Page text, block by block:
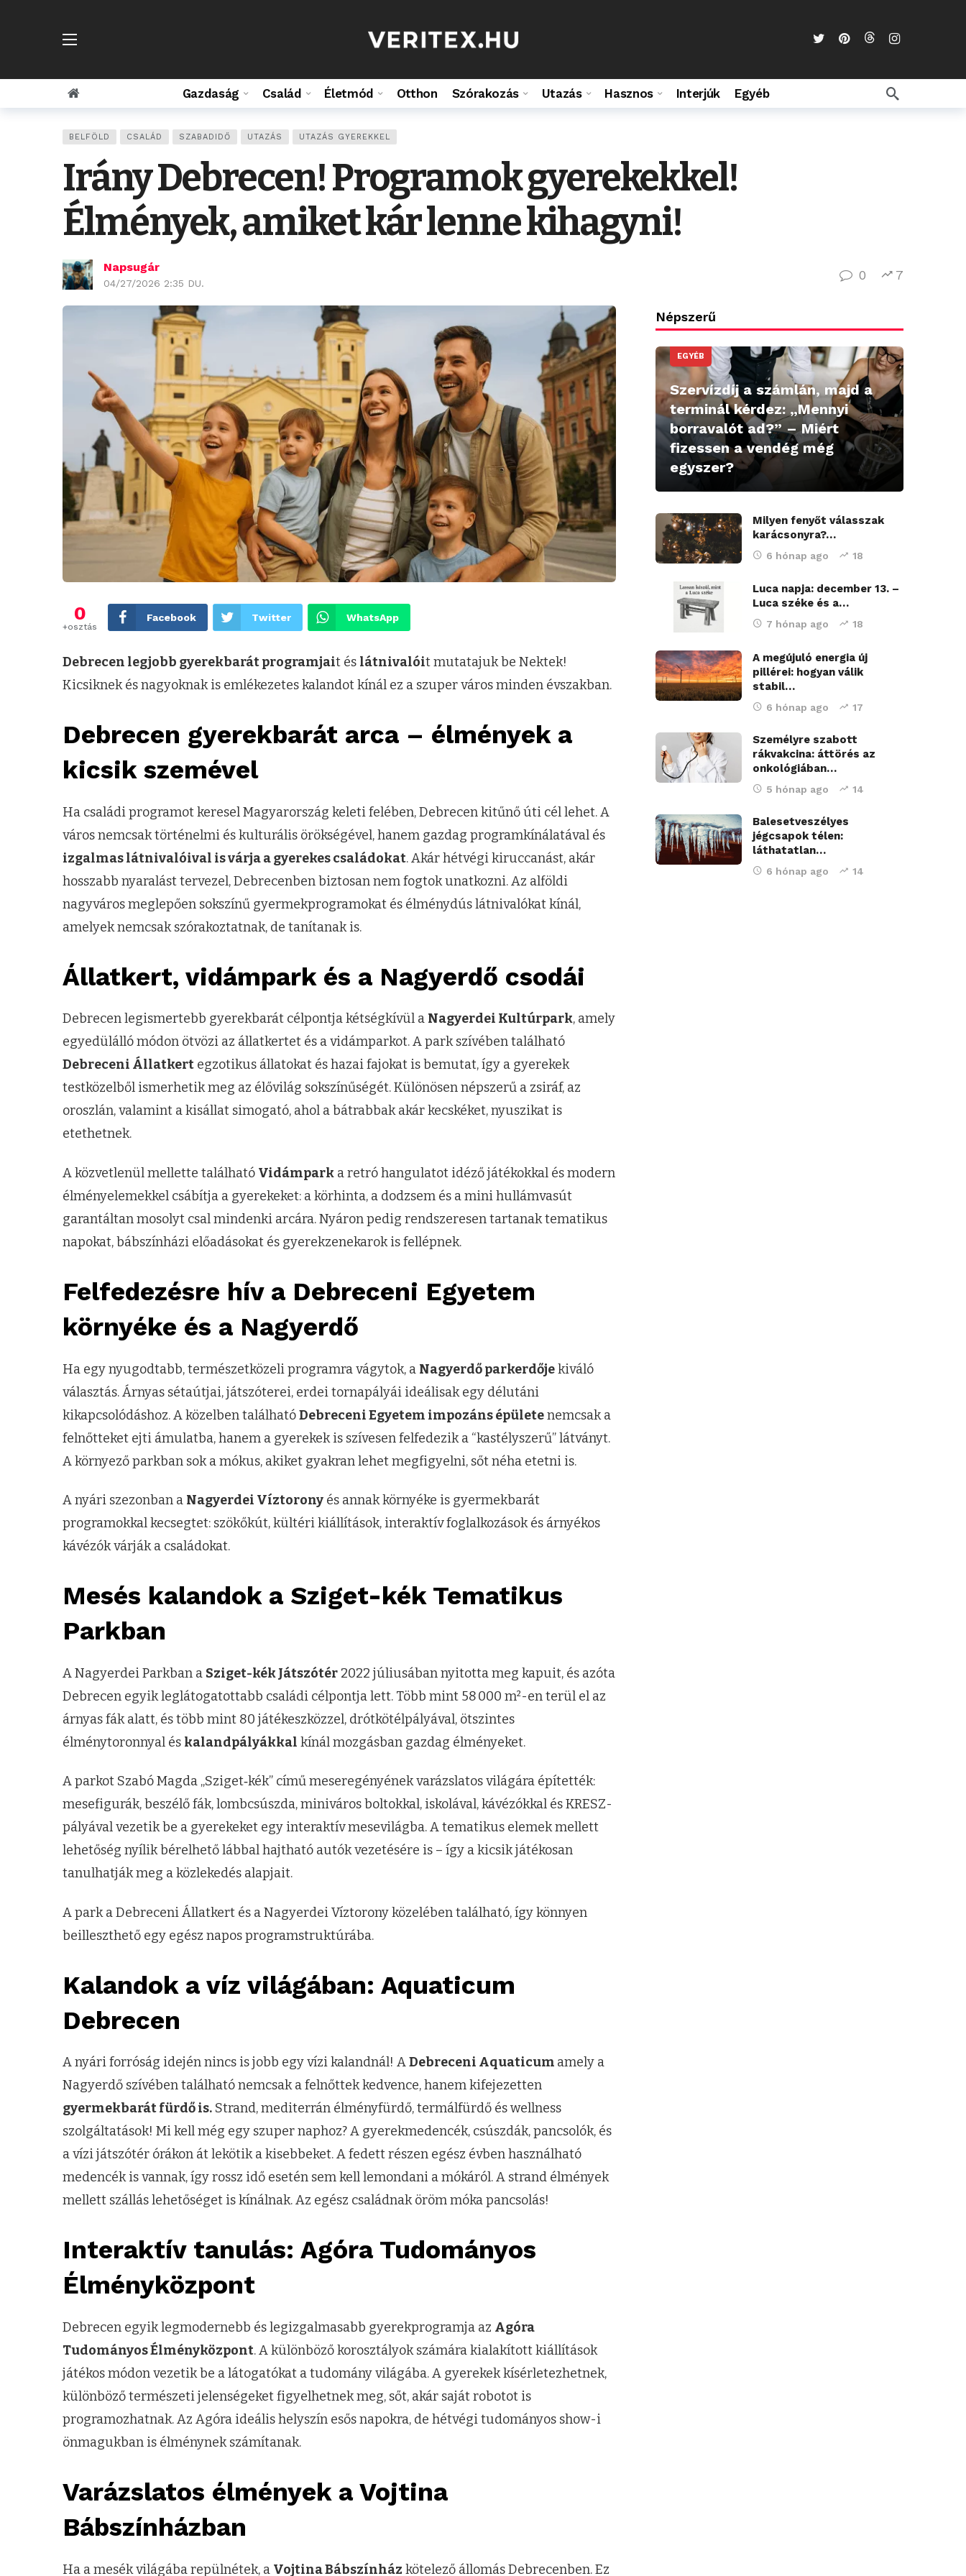
Gazdaság Család Életmód Otthon Szórakozás Utazás Hasznos Interjúk Egyéb
BELFÖLD CSALÁD SZABADIDŐ UTAZÁS UTAZÁS GYEREKKEL
Irány Debrecen! Programok gyerekekkel!
Élmények, amiket kár lenne kihagyni!
Napsugár
04/27/2026 2:35 DU.
0 7
0
+osztás
Facebook Twitter WhatsApp
Debrecen legjobb gyerekbarát programjait és látnivalóit mutatajuk be Nektek!
Kicsiknek és nagyoknak is emlékezetes kalandot kínál ez a szuper város minden évszakban.
Debrecen gyerekbarát arca – élmények a
kicsik szemével
Ha családi programot keresel Magyarország keleti felében, Debrecen kitűnő úti cél lehet. A
város nemcsak történelmi és kulturális örökségével, hanem gazdag programkínálatával és
izgalmas látnivalóival is várja a gyerekes családokat. Akár hétvégi kiruccanást, akár
hosszabb nyaralást tervezel, Debrecenben biztosan nem fogtok unatkozni. Az alföldi
nagyváros meglepően sokszínű gyermekprogramokat és élménydús látnivalókat kínál,
amelyek nemcsak szórakoztatnak, de tanítanak is.
Állatkert, vidámpark és a Nagyerdő csodái
Debrecen legismertebb gyerekbarát célpontja kétségkívül a Nagyerdei Kultúrpark, amely
egyedülálló módon ötvözi az állatkertet és a vidámparkot. A park szívében található
Debreceni Állatkert egzotikus állatokat és hazai fajokat is bemutat, így a gyerekek
testközelből ismerhetik meg az élővilág sokszínűségét. Különösen népszerű a zsiráf, az
oroszlán, valamint a kisállat simogató, ahol a bátrabbak akár kecskéket, nyuszikat is
etethetnek.
A közvetlenül mellette található Vidámpark a retró hangulatot idéző játékokkal és modern
élményelemekkel csábítja a gyerekeket: a körhinta, a dodzsem és a mini hullámvasút
garantáltan mosolyt csal mindenki arcára. Nyáron pedig rendszeresen tartanak tematikus
napokat, bábszínházi előadásokat és gyerekzenekarok is fellépnek.
Felfedezésre hív a Debreceni Egyetem
környéke és a Nagyerdő
Ha egy nyugodtabb, természetközeli programra vágytok, a Nagyerdő parkerdőjekiváló
választás. Árnyas sétaútjai, játszóterei, erdei tornapályái ideálisak egy délutáni
kikapcsolódáshoz. A közelben találhatóDebreceni Egyetem impozáns épületenemcsak a
felnőtteket ejti ámulatba, hanem a gyerekek is szívesen felfedezik a “kastélyszerű” látványt.
A környező parkban sok a mókus, akiket gyakran lehet megfigyelni, sőt néha etetni is.
A nyári szezonban a Nagyerdei Víztorony és annak környéke is gyermekbarát
programokkal kecsegtet: szökőkút, kültéri kiállítások, interaktív foglalkozások és árnyékos
kávézók várják a családokat.
Mesés kalandok a Sziget-kék Tematikus
Parkban
A Nagyerdei Parkban a Sziget-kék Játszótér 2022 júliusában nyitotta meg kapuit, és azóta
Debrecen egyik leglátogatottabb családi célpontja lett. Több mint 58 000 m²-en terül el az
árnyas fák alatt, és több mint 80 játékeszközzel, drótkötélpályával, ötszintes
élménytoronnyal és kalandpályákkal kínál mozgásban gazdag élményeket.
A parkot Szabó Magda „Sziget‑kék” című meseregényének varázslatos világára építették:
mesefigurák, beszélő fák, lombcsúszda, miniváros boltokkal, iskolával, kávézókkal és KRESZ-
pályával vezetik be a gyerekeket egy interaktív mesevilágba. A tematikus elemek mellett
lehetőség nyílik bérelhető lábbal hajtható autók vezetésére is – így a kicsik játékosan
tanulhatják meg a közlekedés alapjait.
A park a Debreceni Állatkert és a Nagyerdei Víztorony közelében található, így könnyen
beilleszthető egy egész napos programstruktúrába.
Kalandok a víz világában: Aquaticum
Debrecen
A nyári forróság idején nincs is jobb egy vízi kalandnál! ADebreceni Aquaticum amely a
Nagyerdő szívében található nemcsak a felnőttek kedvence, hanem kifejezetten
gyermekbarát fürdő is. Strand, mediterrán élményfürdő, termálfürdő és wellness
szolgáltatások! Mi kell még egy szuper naphoz? A gyerekmedencék, csúszdák, pancsolók, és
a vízi játszótér órákon át lekötik a kisebbeket. A fedett részen egész évben használható
medencék is vannak, így rossz idő esetén sem kell lemondani a mókáról. A strand élmények
mellett szállás lehetőséget is kínálnak. Az egész családnak öröm móka pancsolás!
Interaktív tanulás: Agóra Tudományos
Élményközpont
Debrecen egyik legmodernebb és legizgalmasabb gyerekprogramja az Agóra
Tudományos Élményközpont. A különböző korosztályok számára kialakított kiállítások
játékos módon vezetik be a látogatókat a tudomány világába. A gyerekek kísérletezhetnek,
különböző természeti jelenségeket figyelhetnek meg, sőt, akár saját robotot is
programozhatnak. Az Agóra ideális helyszín esős napokra, de hétvégi tudományos show-i
önmagukban is élménynek számítanak.
Varázslatos élmények a Vojtina
Bábszínházban
Ha a mesék világába repülnétek, a Vojtina Bábszínház kötelező állomás Debrecenben. Ez
Népszerű
EGYÉB
Szervízdíj a számlán, majd a
terminál kérdez: „Mennyi
borravalót ad?” – Miért
fizessen a vendég még
egyszer?
Milyen fenyőt válasszak
karácsonyra?…
6 hónap ago 18
Luca napja: december 13. –
Luca széke és a…
7 hónap ago 18
A megújuló energia új
pillérei: hogyan válik
stabil…
6 hónap ago 17
Személyre szabott
rákvakcina: áttörés az
onkológiában…
5 hónap ago 14
Balesetveszélyes
jégcsapok télen:
láthatatlan…
6 hónap ago 14